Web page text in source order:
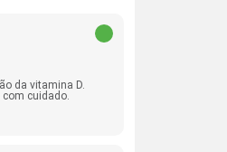
da vitamina D.
cuidado.